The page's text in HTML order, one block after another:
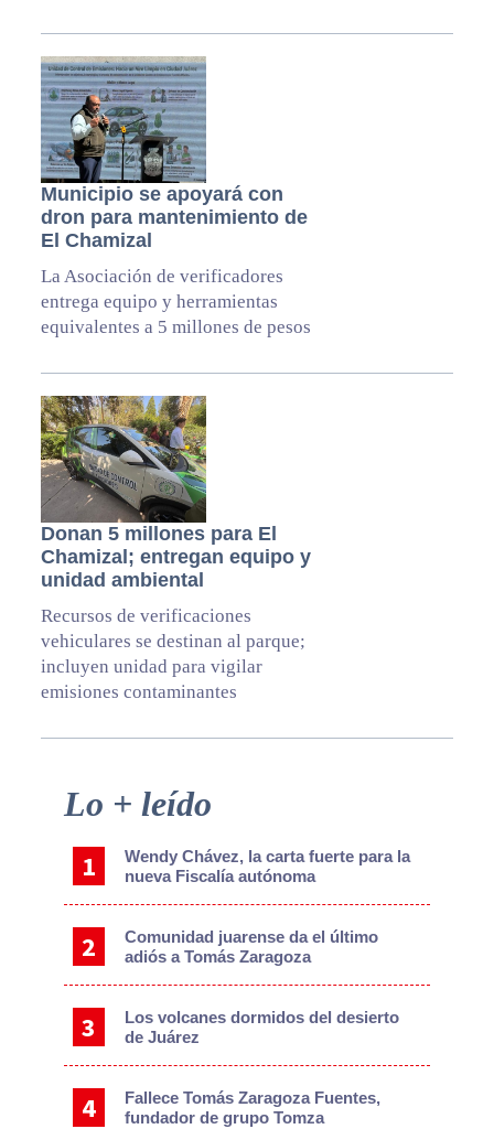
Municipio se apoyará con
dron para mantenimiento de
El Chamizal
La Asociación de verificadores
entrega equipo y herramientas
equivalentes a 5 millones de pesos
Donan 5 millones para El
Chamizal; entregan equipo y
unidad ambiental
Recursos de verificaciones
vehiculares se destinan al parque;
incluyen unidad para vigilar
emisiones contaminantes
Primary
Lo + leído
Wendy Chávez, la carta fuerte para la
nueva Fiscalía autónoma
Comunidad juarense da el último
adiós a Tomás Zaragoza
Los volcanes dormidos del desierto
de Juárez
Fallece Tomás Zaragoza Fuentes,
fundador de grupo Tomza